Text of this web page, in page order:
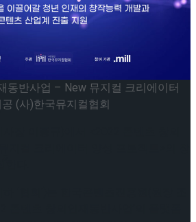
컬 ‘오셀로와 이아고’ 9월 8일 개
오셀로’, 록뮤지컬로 새롭게 탄생
컬 ‘오셀로와 이아고’ 9월 8일 개
동반사업 – New 뮤지컬 크리에이터
(사)한국뮤지컬협회
다.
‘협회’)는 한국콘텐츠진흥원(원장 조
콘텐츠 창의인재동반사업’의 플랫폼